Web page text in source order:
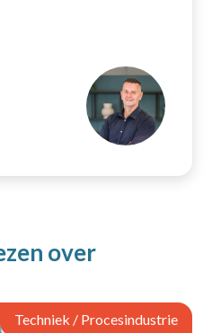
over
Techniek / Procesindustrie